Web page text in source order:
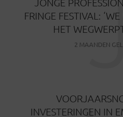
JONGE
FRINGE FESTIVAL:
HET
2 MAANDEN
INVESTERINGEN IN